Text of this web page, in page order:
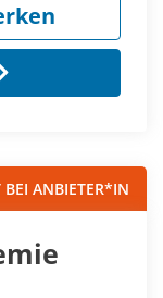
ANBIETER*IN